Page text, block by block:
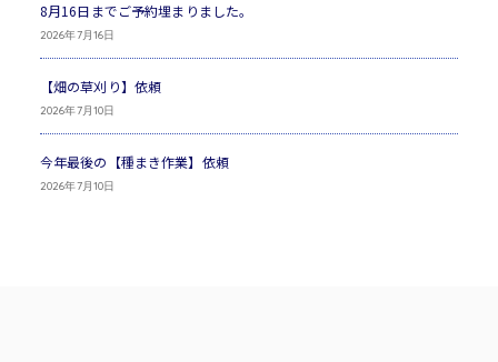
8月16日までご予約埋まりました。
2026年7月16日
【畑の草刈り】依頼
2026年7月10日
今年最後の【種まき作業】依頼
2026年7月10日